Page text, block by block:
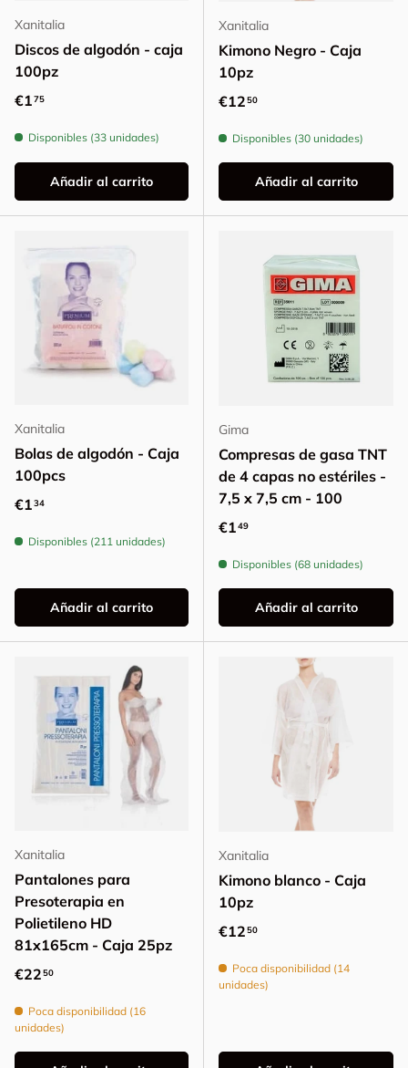
Xanitalia
Discos de algodón - caja
100pz
Precio normal
€175
Disponibles (33 unidades)
Añadir al carrito
Xanitalia
Kimono Negro - Caja
10pz
Precio normal
€1250
Disponibles (30 unidades)
Añadir al carrito
Xanitalia
Bolas de algodón - Caja
100pcs
Precio normal
€134
Disponibles (211 unidades)
Añadir al carrito
Gima
Compresas de gasa TNT
de 4 capas no estériles -
7,5 x 7,5 cm - 100
Precio normal
€149
Disponibles (68 unidades)
Añadir al carrito
Xanitalia
Pantalones para
Presoterapia en
Polietileno HD
81x165cm - Caja 25pz
Precio normal
€2250
Poca disponibilidad (16
unidades)
Xanitalia
Kimono blanco - Caja
10pz
Precio normal
€1250
Poca disponibilidad (14
unidades)